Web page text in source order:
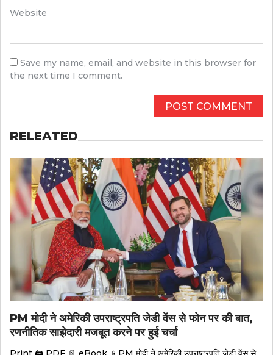
Website
Save my name, email, and website in this browser for
the next time I comment.
RELEATED
PM मोदी ने अमेरिकी उपराष्ट्रपति जेडी वेंस से फोन पर की बात,
रणनीतिक साझेदारी मजबूत करने पर हुई चर्चा